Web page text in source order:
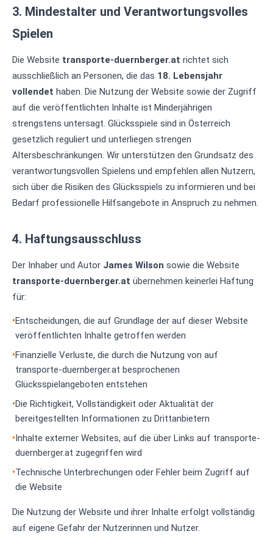
3. Mindestalter und Verantwortungsvolles
Spielen
Die Website transporte-duernberger.at richtet sich
ausschließlich an Personen, die das 18. Lebensjahr
vollendet haben. Die Nutzung der Website sowie der Zugriff
auf die veröffentlichten Inhalte ist Minderjährigen
strengstens untersagt. Glücksspiele sind in Österreich
gesetzlich reguliert und unterliegen strengen
Altersbeschränkungen. Wir unterstützen den Grundsatz des
verantwortungsvollen Spielens und empfehlen allen Nutzern,
sich über die Risiken des Glücksspiels zu informieren und bei
Bedarf professionelle Hilfsangebote in Anspruch zu nehmen.
4. Haftungsausschluss
Der Inhaber und Autor James Wilson sowie die Website
transporte-duernberger.at übernehmen keinerlei Haftung
für:
Entscheidungen, die auf Grundlage der auf dieser Website
veröffentlichten Inhalte getroffen werden
Finanzielle Verluste, die durch die Nutzung von auf
transporte-duernberger.at besprochenen
Glücksspielangeboten entstehen
Die Richtigkeit, Vollständigkeit oder Aktualität der
bereitgestellten Informationen zu Drittanbietern
Inhalte externer Websites, auf die über Links auf transporte-
duernberger.at zugegriffen wird
Technische Unterbrechungen oder Fehler beim Zugriff auf
die Website
Die Nutzung der Website und ihrer Inhalte erfolgt vollständig
auf eigene Gefahr der Nutzerinnen und Nutzer.